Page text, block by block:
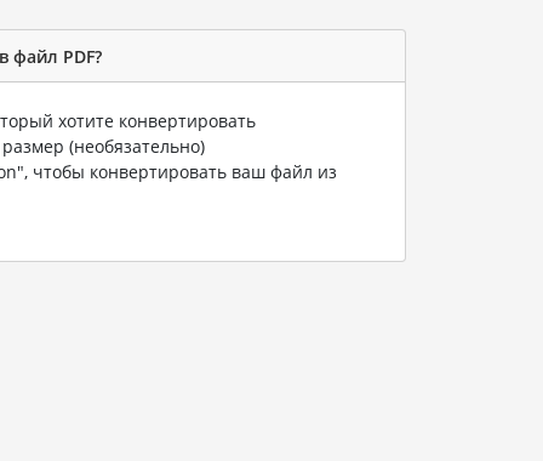
файл PDF?
хотите конвертировать
(необязательно)
чтобы конвертировать ваш файл из